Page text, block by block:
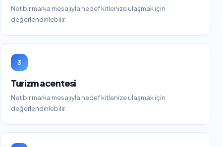
Net bir marka mesajıyla hedef kitlenize ulaşmak için
değerlendirilebilir.
3
Turizm acentesi
Net bir marka mesajıyla hedef kitlenize ulaşmak için
değerlendirilebilir.